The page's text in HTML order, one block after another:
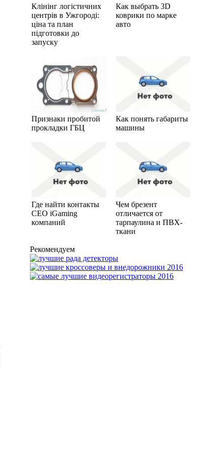
Клінінг логістичних
центрів в Ужгороді:
ціна та план
підготовки до
запуску
Как выбрать 3D
коврики по марке
авто
Признаки пробитой
прокладки ГБЦ
Как понять габариты
машины
Где найти контакты
CEO iGaming
компаний
Чем брезент
отличается от
тарпаулина и ПВХ-
ткани
Рекомендуем